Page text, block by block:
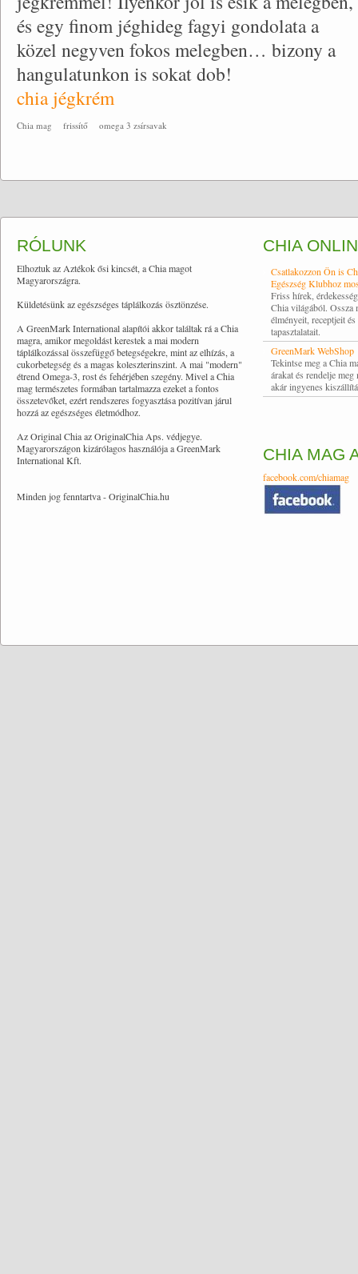
és egy finom jéghideg fagyi gondolata a
közel negyven fokos melegben… bizony a
hangulatunkon is sokat dob!
chia jégkrém
Chia mag frissítő omega 3 zsírsavak
RÓLUNK
Elhoztuk az Aztékok ősi kincsét, a Chia magot
Magyarországra.
Küldetésünk az egészséges táplálkozás ösztönzése.
A GreenMark International alapítói akkor találtak rá a Chia
magra, amikor megoldást kerestek a mai modern
táplálkozással összefüggő betegségekre, mint az elhízás, a
cukorbetegség és a magas koleszterinszint. A mai "modern"
étrend Omega-3, rost és fehérjében szegény. Mivel a Chia
mag természetes formában tartalmazza ezeket a fontos
összetevőket, ezért rendszeres fogyasztása pozitívan járul
hozzá az egészséges életmódhoz.
Az Original Chia az OriginalChia Aps. védjegye.
Magyarországon kizárólagos használója a GreenMark
International Kft.
Minden jog fenntartva - OriginalChia.hu
CHIA
Csatlakozzon Ön is
Egészség Klubhoz
Friss hírek,
Chia világából. Ossza
élményeit, receptjeit és
tapasztalatait.
GreenMark WebShop
Tekintse meg a Chia
árakat és rendelje meg
akár ingyenes
CHIA MAG
facebook.com/chiamag